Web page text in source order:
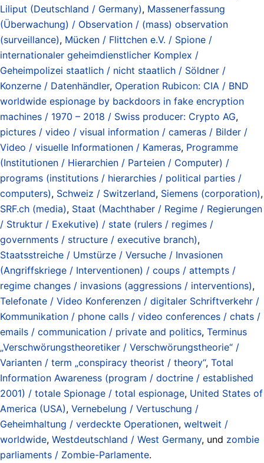
Liliput (Deutschland / Germany), Massenerfassung
(Überwachung) / Observation / (mass) observation
(surveillance), Mücken / Flittchen e.V. / Spione /
internationaler geheimdienstlicher Komplex /
Geheimpolizei staatlich / nicht staatlich / Söldner /
Konzerne / Datenhändler, Operation Rubicon: CIA / BND
worldwide espionage by backdoors in fake encryption
machines / 1970 – 2018 / Swiss producer: Crypto AG,
pictures / video / visual information / cameras / Bilder /
Video / visuelle Informationen / Kameras, Programme
(Institutionen / Hierarchien / Parteien / Computer) /
programs (institutions / hierarchies / political parties /
computers), Schweiz / Switzerland, Siemens (corporation),
SRF.ch (media), Staat (Machthaber / Regime / Regierungen
/ Struktur / Exekutive) / state (rulers / regimes /
governments / structure / executive branch),
Staatsstreiche / Umstürze / Versuche / Invasionen
(Angriffskriege / Interventionen) / coups / attempts /
regime changes / invasions (aggressions / interventions),
Telefonate / Video Konferenzen / digitaler Schriftverkehr /
Kommunikation / phone calls / video conferences / chats /
emails / communication / private and politics, Terminus
„Verschwörungstheoretiker / Verschwörungstheorie“ /
Varianten / term „conspiracy theorist / theory“, Total
Information Awareness (program / doctrine / established
2001) / totale Spionage / total espionage, United States of
America (USA), Vernebelung / Vertuschung /
Geheimhaltung / verdeckte Operationen, weltweit /
worldwide, Westdeutschland / West Germany, und zombie
parliaments / Zombie-Parlamente.